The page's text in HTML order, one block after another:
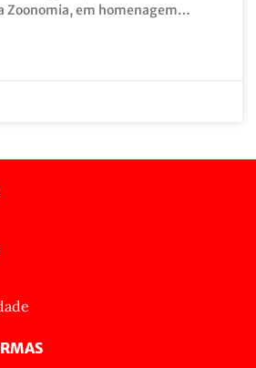
Zoonomia, em homenagem…